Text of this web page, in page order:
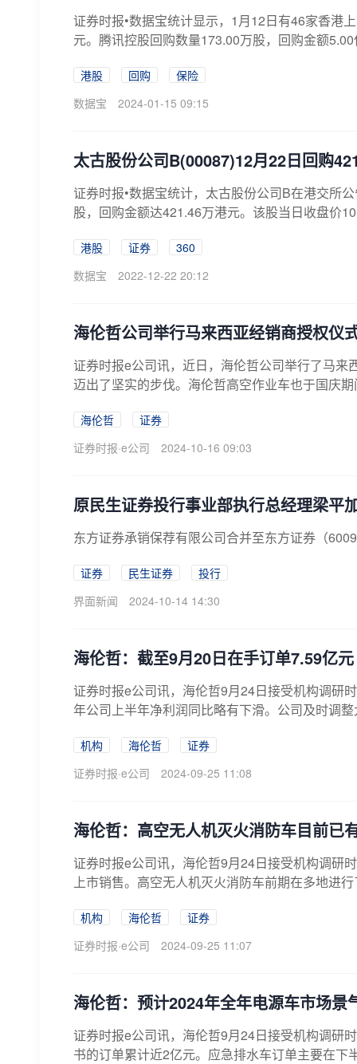
证券时报•数据宝统计显示，1月12日有46家香港
元。腾讯控股回购数量173.00万股，回购金额
港股 回购
保险
数据宝
2024-01-15 09:15
太古股份公司B(00087)12月22日回购
证券时报•数据宝统计，太古股份公司B在港交所
股，回购金额达421.46万港元。该股当日收盘价
港股 证券
360
数据宝
2022-12-22 20:12
海伦哲公司举行马来西亚经销商授权仪
证券时报e公司讯，近日，海伦哲公司举行了马
迈出了坚实的步伐。海伦哲高空作业车也于国庆
海伦哲
证券
证券时报·e公司
2024-10-16 09:03
原民生证券投行事业部执行总经理梁平
东方证券承销保荐有限公司合并至东方证券（
证券 民生证券
投行
界面新闻
2024-10-14 14:30
海伦哲：截至9月20日在手订单7.59亿
证券时报e公司讯，海伦哲9月24日接受机构调研
年公司上半年净利润同比略有下滑。公司及时调
机构 海伦哲
证券
证券时报·e公司
2024-09-25 11:08
海伦哲：高空无人机灭火消防车目前已
证券时报e公司讯，海伦哲9月24日接受机构调研
上市销售。高空无人机灭火消防车前期在多地进
机构 海伦哲
证券
证券时报·e公司
2024-09-25 11:07
海伦哲：预计2024年全年电源车市场景
证券时报e公司讯，海伦哲9月24日接受机构调研
书的订单累计近2亿元。应急排水车订单主要在